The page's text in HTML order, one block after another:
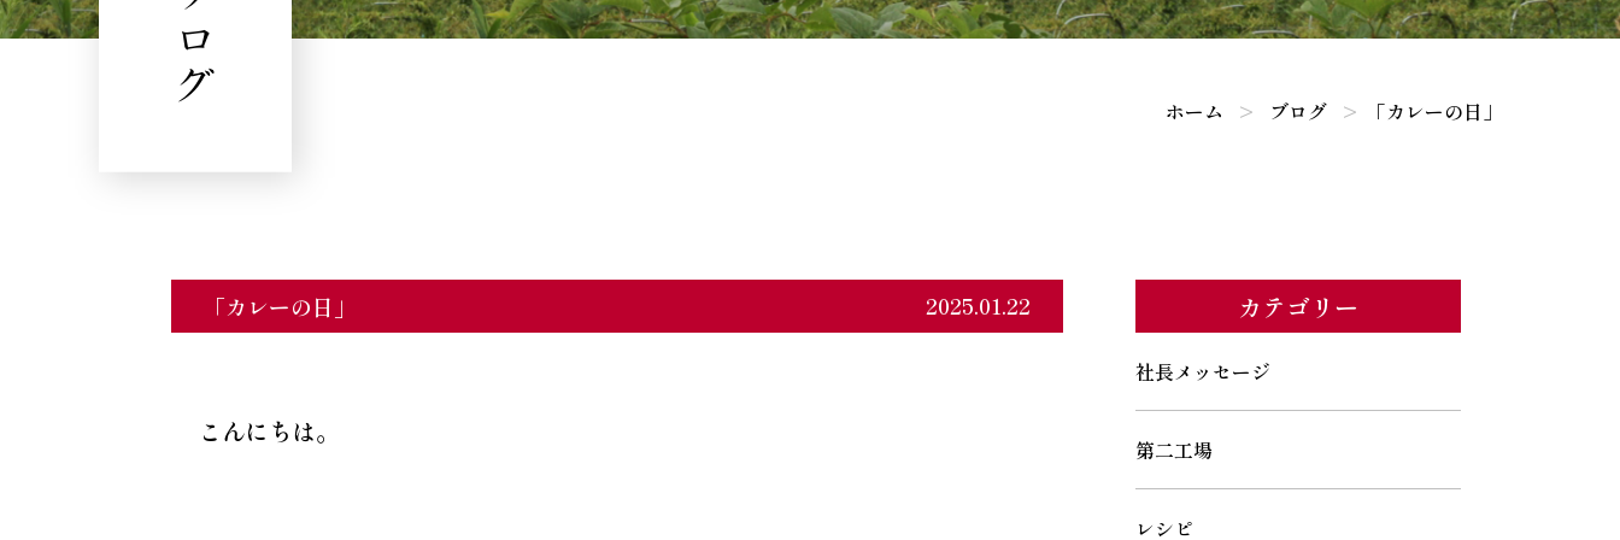
ブログ
ホーム ブログ 「カレーの日」
「カレーの日」 2025.01.22
こんにちは。
カテゴリー
社長メッセージ
第二工場
レシピ